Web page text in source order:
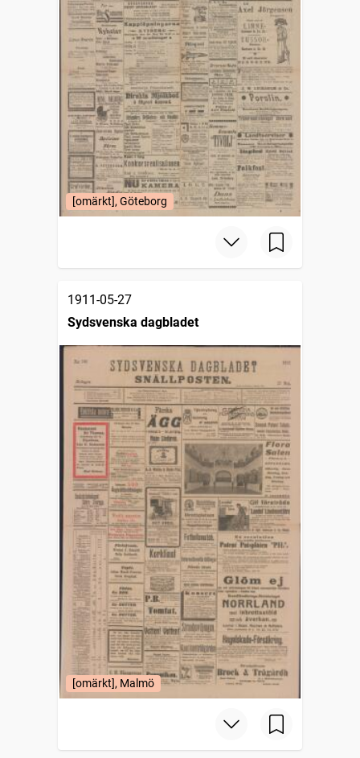
[omärkt], Göteborg
1911-05-27
Sydsvenska dagbladet
[omärkt], Malmö